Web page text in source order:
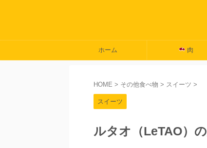
ホーム 肉
HOME > その他食べ物 > スイーツ >
スイーツ
ルタオ（LeTAO）